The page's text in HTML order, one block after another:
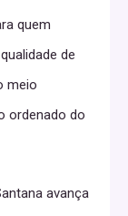
quem
de
meio
ordenado do
avança